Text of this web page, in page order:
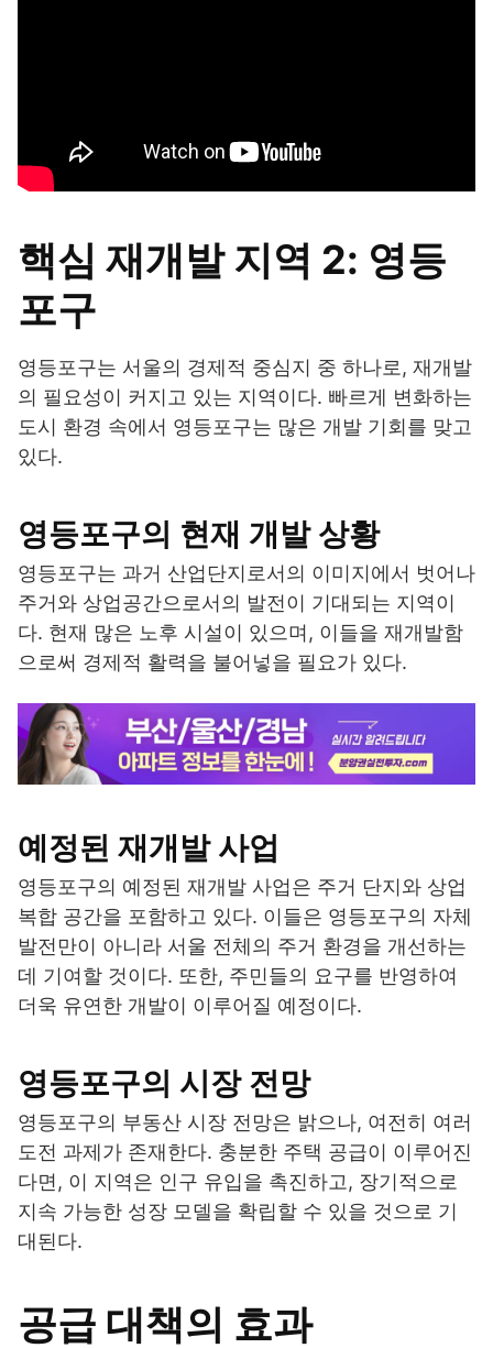
핵심 재개발 지역 2: 영등
포구
영등포구는 서울의 경제적 중심지 중 하나로, 재개발
의 필요성이 커지고 있는 지역이다. 빠르게 변화하는
도시 환경 속에서 영등포구는 많은 개발 기회를 맞고
있다.
영등포구의 현재 개발 상황
영등포구는 과거 산업단지로서의 이미지에서 벗어나
주거와 상업공간으로서의 발전이 기대되는 지역이
다. 현재 많은 노후 시설이 있으며, 이들을 재개발함
으로써 경제적 활력을 불어넣을 필요가 있다.
예정된 재개발 사업
영등포구의 예정된 재개발 사업은 주거 단지와 상업
복합 공간을 포함하고 있다. 이들은 영등포구의 자체
발전만이 아니라 서울 전체의 주거 환경을 개선하는
데 기여할 것이다. 또한, 주민들의 요구를 반영하여
더욱 유연한 개발이 이루어질 예정이다.
영등포구의 시장 전망
영등포구의 부동산 시장 전망은 밝으나, 여전히 여러
도전 과제가 존재한다. 충분한 주택 공급이 이루어진
다면, 이 지역은 인구 유입을 촉진하고, 장기적으로
지속 가능한 성장 모델을 확립할 수 있을 것으로 기
대된다.
공급 대책의 효과